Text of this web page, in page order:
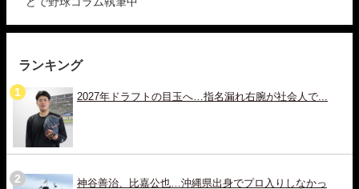
ランキング
2027年ドラフトの目玉へ…指名漏れ右腕が社会人で...
神谷善治、比嘉公也…沖縄県出身でプロ入りしなかっ